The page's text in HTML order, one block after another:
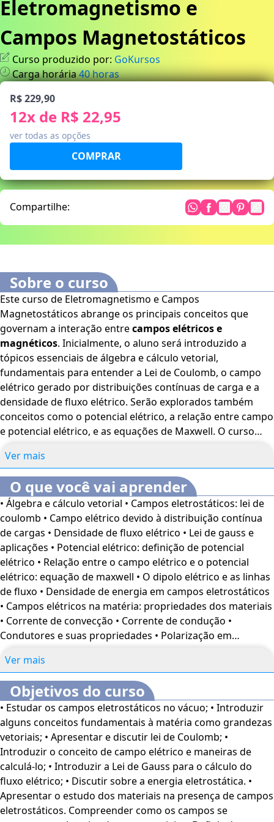
Eletromagnetismo e
Campos Magnetostáticos
Curso produzido por: GoKursos
Carga horária40horas
R$ 229,90
12x de R$ 22,95
ver todas as opções
Compartilhe:
Sobre o curso
Este curso de Eletromagnetismo e Campos
Magnetostáticos abrange os principais conceitos que
governam a interação entrecampos elétricos e
magnéticos. Inicialmente, o aluno será introduzido a
tópicos essenciais de álgebra e cálculo vetorial,
fundamentais para entender a Lei de Coulomb, o campo
elétrico gerado por distribuições contínuas de carga e a
densidade de fluxo elétrico. Serão explorados também
conceitos como o potencial elétrico, a relação entre campo
e potencial elétrico, e as equações de Maxwell. O curso
de energia em campos eletrostáticos, a polarização em
dielétricos e os problemas de valor de fronteira em
eletrostática, além de conceitos de resistência e
capacitância. Na segunda parte, o curso avança para os
campos eletromagnéticos e suas equações, incluindo a Lei
de Faraday e a indução eletromagnética. Os alunos
aprenderão sobre o comportamento de campos em
movimento, como nos transformadores, e a importância
da corrente de deslocamento. O estudo das equações de
Maxwell em sua forma final, com variações no tempo, será
detalhado, oferecendo uma visão abrangente sobre como
os campos elétricos e magnéticos interagem e se
propagam, incluindo aanálise de campos harmônicos e
profissionais e estudantes da área de Física, além do
público interessado no tema.O conteúdo do curso ficará
disponível por até 120 dias após a compra.
Ver mais
O que você vai aprender
• Álgebra e cálculo vetorial • Campos eletrostáticos: lei de
coulomb • Campo elétrico devido à distribuição contínua
de cargas • Densidade de fluxo elétrico • Lei de gauss e
aplicações • Potencial elétrico: definição de potencial
elétrico • Relação entre o campo elétrico e o potencial
elétrico: equação de maxwell • O dipolo elétrico e as linhas
de fluxo • Densidade de energia em campos eletrostáticos
• Campos elétricos na matéria: propriedades dos materiais
• Corrente de convecção • Corrente de condução •
Condutores e suas propriedades • Polarização em
Problemas de valor de fronteira em eletrostática:
equações de poisson e laplace • Resistência e capacitância:
método das imagens • Campos eletromagnéticos e
equações de maxwell: lei de faraday • Transformadores e
campos eletromagnéticos em movimento • Corrente de
deslocamento • Equações de maxwell em sua forma final:
potenciais variantes no tempo • Campos harmônicos com
o tempo.
Ver mais
Objetivos do curso
• Estudar os campos eletrostáticos no vácuo; • Introduzir
alguns conceitos fundamentais à matéria como grandezas
vetoriais; • Apresentar e discutir lei de Coulomb; •
Introduzir o conceito de campo elétrico e maneiras de
calculá-lo; • Introduzir a Lei de Gauss para o cálculo do
fluxo elétrico; • Discutir sobre a energia eletrostática. •
Apresentar o estudo dos materiais na presença de campos
eletrostáticos. Compreender como os campos se